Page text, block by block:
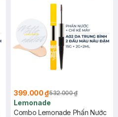
399.000 ₫532.000 ₫
Lemonade
Combo Lemonade Phấn Nước